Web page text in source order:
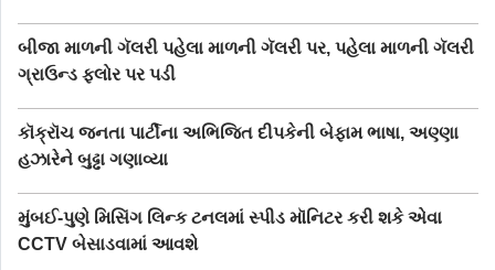
બીજા માળની ગૅલરી પહેલા માળની ગૅલરી પર, પહેલા માળની ગૅલરી
ગ્રાઉન્ડ ફ્લોર પર પડી
કૉક્રૉચ જનતા પાર્ટીના અભિજિત દીપકેની બેફામ ભાષા, અણ્ણા
હઝારેને બુઢ્ઢા ગણાવ્યા
મુંબઈ-પુણે મિસિંગ લિન્ક ટનલમાં સ્પીડ મૉનિટર કરી શકે એવા
CCTV બેસાડવામાં આવશે